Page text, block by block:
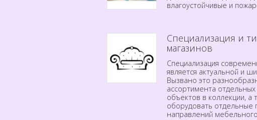
влагоустойчивые и
Специализация и
магазинов
Специализация
является актуальной и
Вызвано это
ассортимента
объектов в коллекции,
оборудовать
направлений